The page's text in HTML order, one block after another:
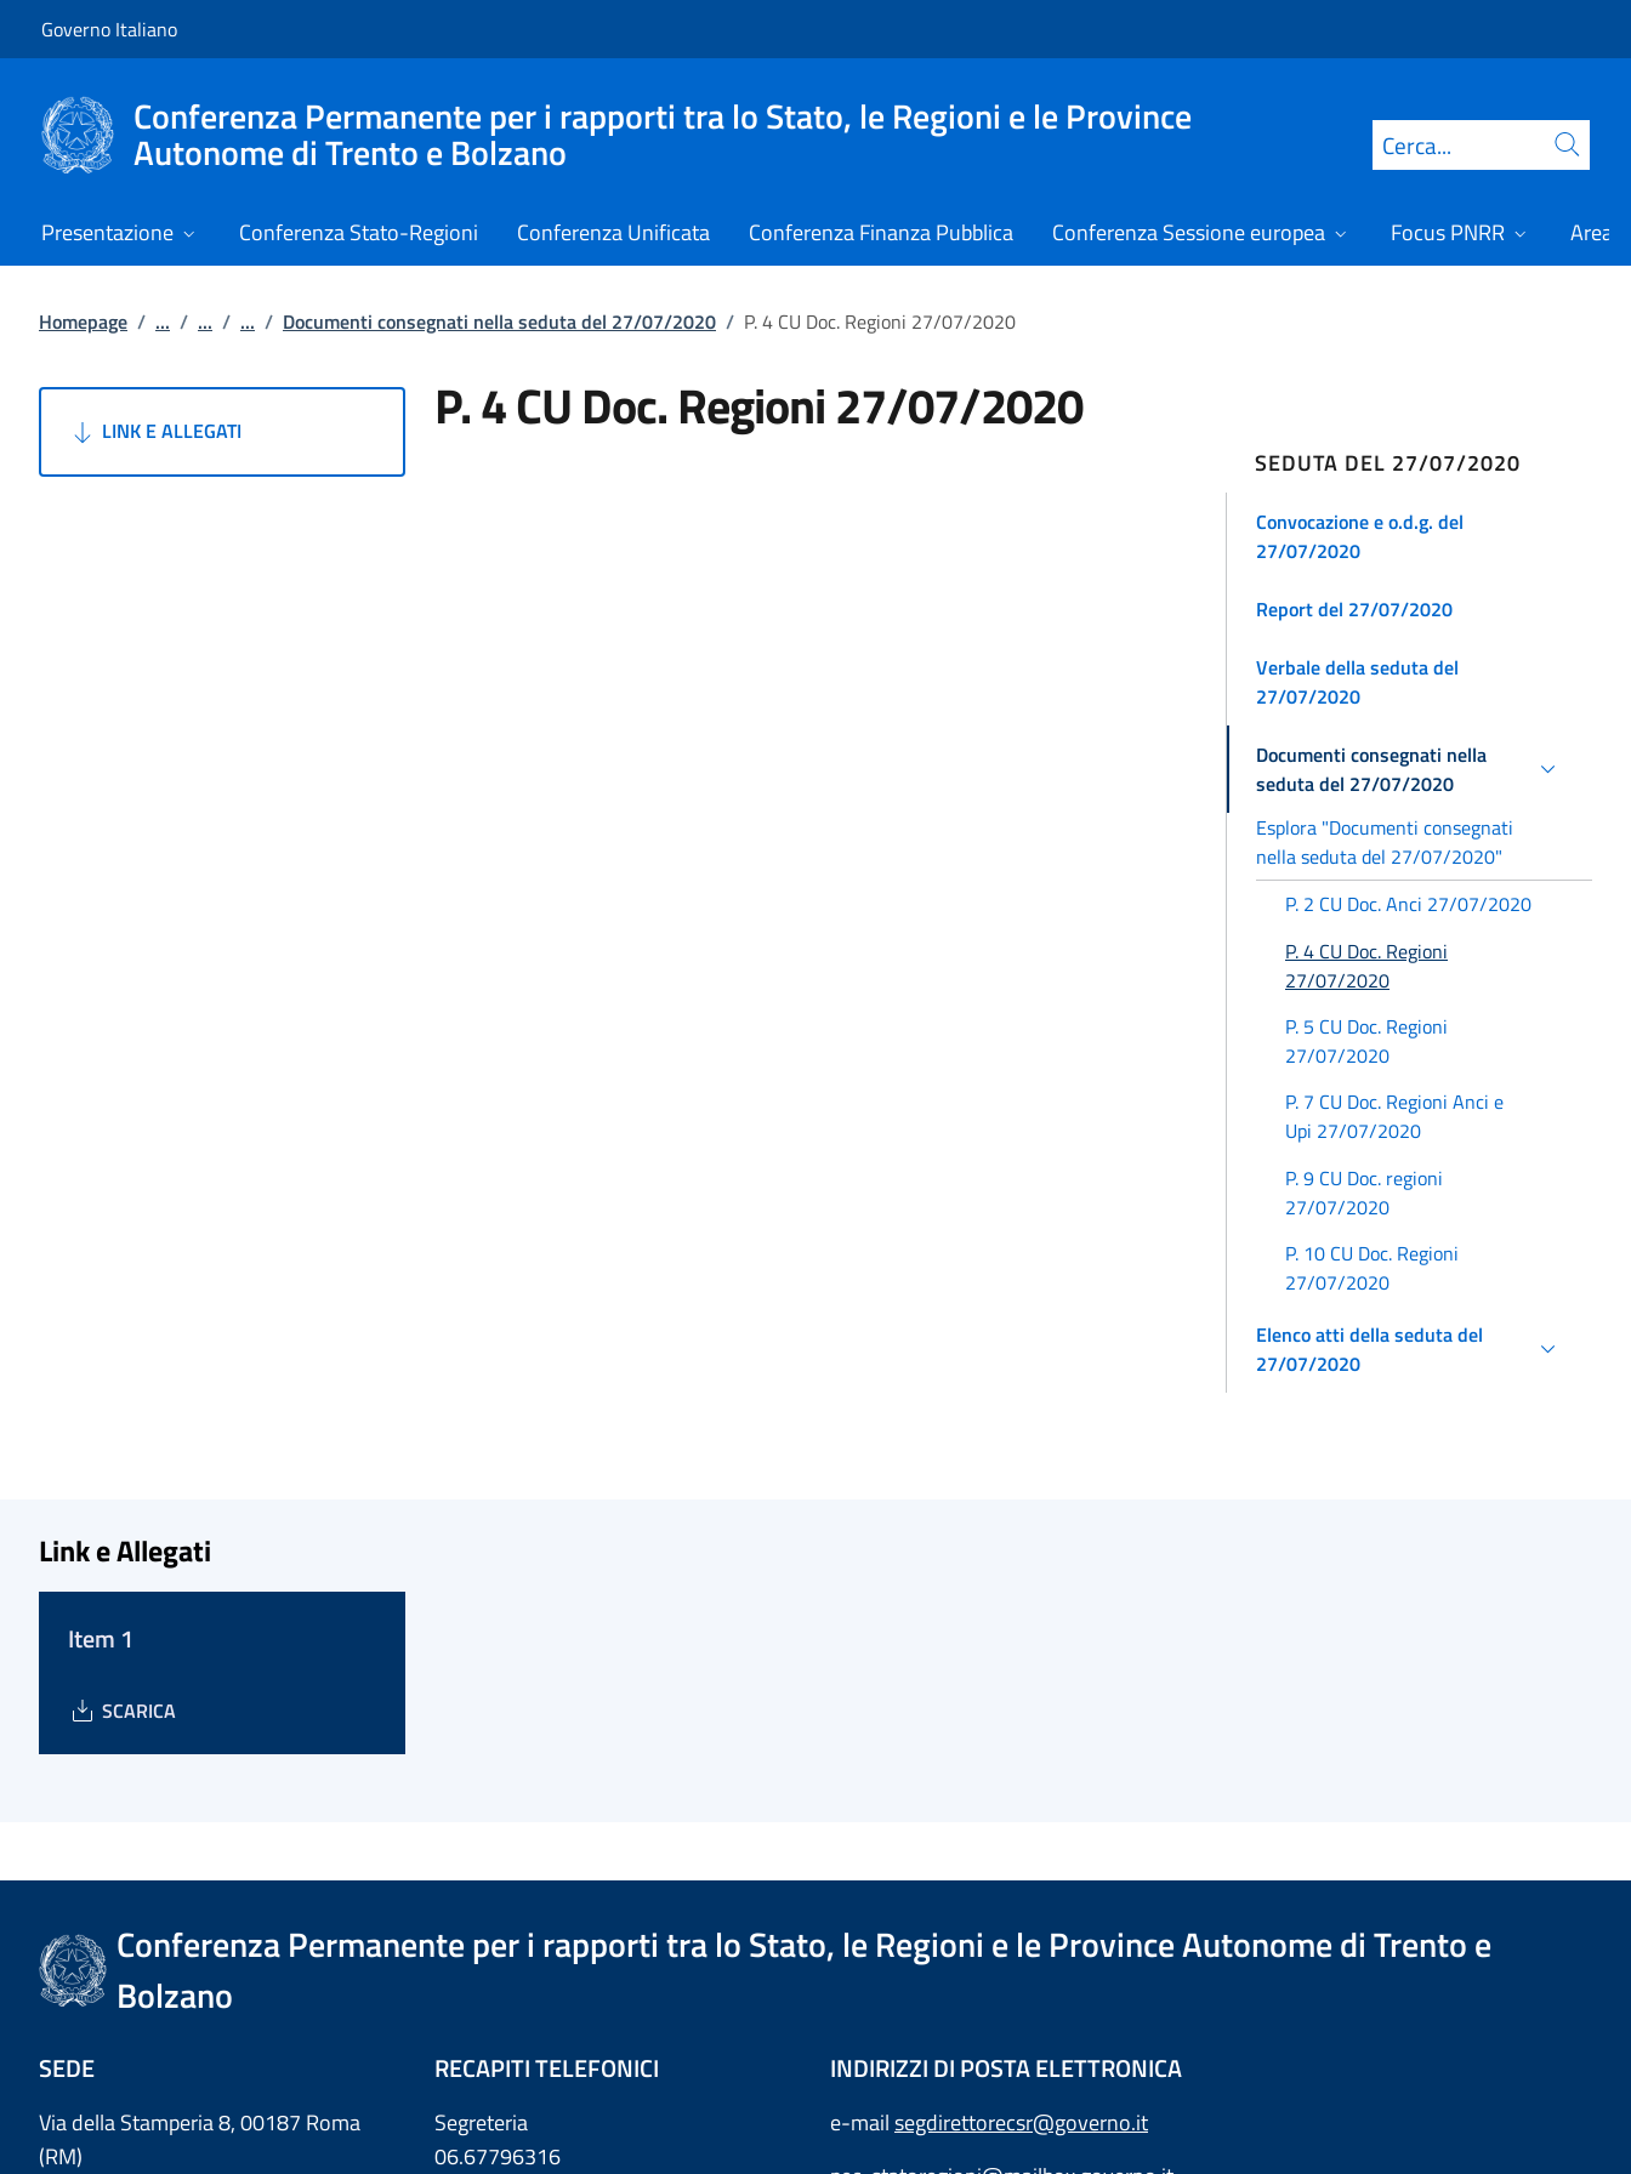
Governo Italiano
Conferenza Permanente per i rapporti tra lo Stato, le Regioni e le Province
Autonome di Trento e Bolzano Cerca
Presentazione Conferenza Stato-Regioni Conferenza Unificata Conferenza Finanza Pubblica Conferenza Sessione europea Focus PNRR Area
Homepage / ... / ... / ... / Documenti consegnati nella seduta del 27/07/2020 / P. 4 CU Doc. Regioni 27/07/2020
LINK E ALLEGATI P. 4 CU Doc. Regioni 27/07/2020
SEDUTA DEL 27/07/2020
Convocazione e o.d.g. del
27/07/2020
Report del 27/07/2020
Verbale della seduta del
27/07/2020
Documenti consegnati nella
seduta del 27/07/2020
Esplora "Documenti consegnati
nella seduta del 27/07/2020"
P. 2 CU Doc. Anci 27/07/2020
P. 4 CU Doc. Regioni
27/07/2020
P. 5 CU Doc. Regioni
27/07/2020
P. 7 CU Doc. Regioni Anci e
Upi 27/07/2020
P. 9 CU Doc. regioni
27/07/2020
P. 10 CU Doc. Regioni
27/07/2020
Elenco atti della seduta del
27/07/2020
Link e Allegati
Item 1
SCARICA
Conferenza Permanente per i rapporti tra lo Stato, le Regioni e le Province Autonome di Trento e
Bolzano
SEDE
Via della Stamperia 8, 00187 Roma
(RM)
RECAPITI TELEFONICI
Segreteria
06.67796316
INDIRIZZI DI POSTA ELETTRONICA
e-mailsegdirettorecsr@governo.it